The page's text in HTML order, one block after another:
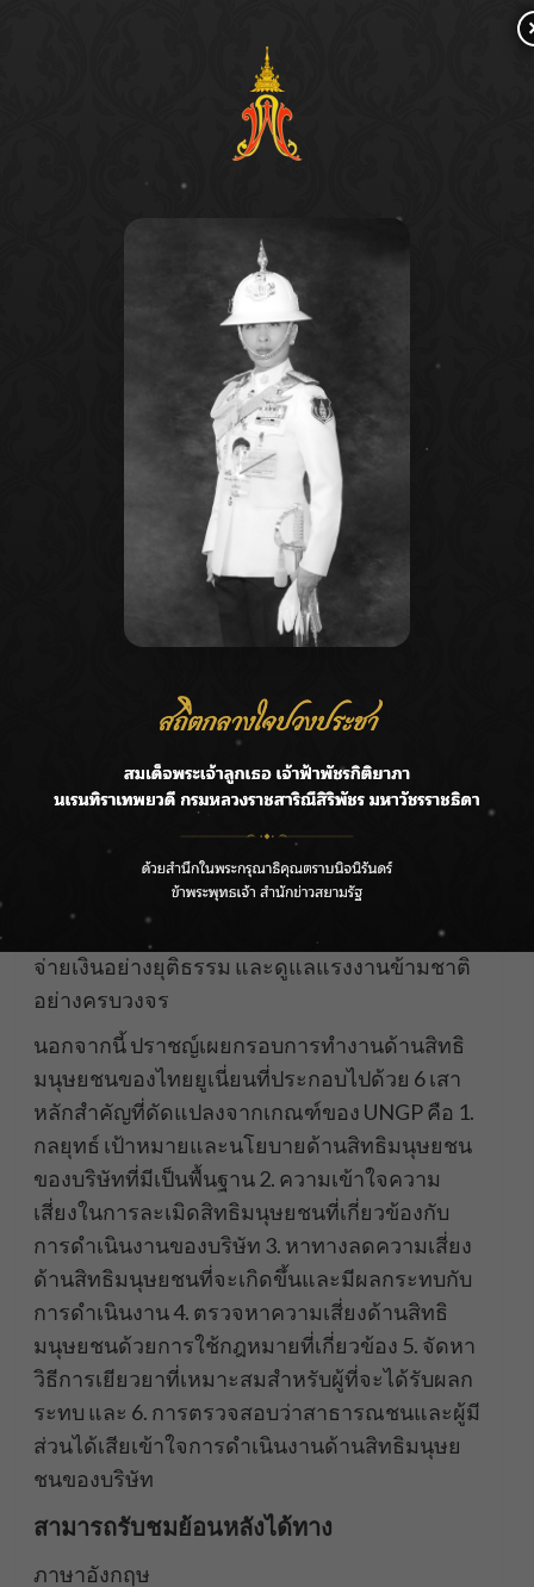
ปราชญ์ เกิดไพโรจน์ ผู้อำนวยการด้านความยั่งยืน
ภูมิภาคเอเชีย บริษัทไทยยูเนี่ยนกรุ๊ปจำกัด
บริษัทอาหารทะเลรายใหญ่ระดับโลก ที่
มีแผนการปรับอุตสาหกรรมอาหารทะเลผ่าน
Seachange แผนการปรับรูปแบบในอุตสาหกรรม
อาหารทะเล โดยจะใช้เงินลงทุนจากกำไรในปี
2022 กว่า 7.2 พันล้านบาทเพื่อความยั่งยืนในอีก 8
ปีข้างหน้า สำหรับเป้าหมาย 2 ประการ คือ ประการ
แรกเพื่อผู้คน ที่มุ่งเน้นสิทธิมนุษยชนและสิทธิ
แรงงาน สุขภาพและความเป็นอยู่ที่ดีของพนักงาน
และประการที่สองเพื่อโลก ที่มุ่งเน้นการ
เคลื่อนไหวทางภูมิอากาศ ความหลากหลายทาง
ชีวภาพโดยเฉพาะทางทะเล และเศรษฐกิจ
ภารกิจที่สำคัญของบริษัท 11 ข้อ เช่น จัดหาแหล่ง
วัตถุดิบอย่างมีความรับผิดชอบ (Responsible
Sourcing) ทั้งเรือประมงและฟาร์มอาหารทะเล
ภายในปี 2023 ให้ผู้หญิงมีตำแหน่งผู้จัดการถึง
50% ภายในปี 2023 หรือจะปล่อยมลพิษสุทธิเป็น
ศูนย์ภายในปี 2050 เป็นต้น นอกจากนี้ ซัพพลาย
เชนของบริษัทมีจรรยาบรรณและหลักปฏิบัติ เช่น
ไม่มีการบังคับใช้แรงงาน ไม่มีการใช้แรงงานเด็ก
จ่ายเงินอย่างยุติธรรม และดูแลแรงงานข้ามชาติ
อย่างครบวงจร
นอกจากนี้ ปราชญ์เผยกรอบการทำงานด้านสิทธิ
มนุษยชนของไทยยูเนี่ยนที่ประกอบไปด้วย 6 เสา
หลักสำคัญที่ดัดแปลงจากเกณฑ์ของ UNGP คือ 1.
กลยุทธ์ เป้าหมายและนโยบายด้านสิทธิมนุษยชน
ของบริษัทที่มีเป็นพื้นฐาน 2. ความเข้าใจความ
เสี่ยงในการละเมิดสิทธิมนุษยชนที่เกี่ยวข้องกับ
การดำเนินงานของบริษัท 3. หาทางลดความเสี่ยง
ด้านสิทธิมนุษยชนที่จะเกิดขึ้นและมีผลกระทบกับ
การดำเนินงาน 4. ตรวจหาความเสี่ยงด้านสิทธิ
มนุษยชนด้วยการใช้กฎหมายที่เกี่ยวข้อง 5. จัดหา
วิธีการเยียวยาที่เหมาะสมสำหรับผู้ที่จะได้รับผลก
ระทบ และ 6. การตรวจสอบว่าสาธารณชนและผู้มี
ส่วนได้เสียเข้าใจการดำเนินงานด้านสิทธิมนุษย
ชนของบริษัท
สามารถรับชมย้อนหลังได้ทาง
ภาษาอังกฤษ